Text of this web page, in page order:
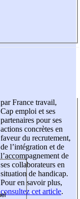
par France travail,
Cap emploi et ses
partenaires pour ses
actions concrètes en
faveur du recrutement,
de l’intégration et de
l’accompagnement de
ses collaborateurs en
situation de handicap.
Pour en savoir plus,
consultez cet article.